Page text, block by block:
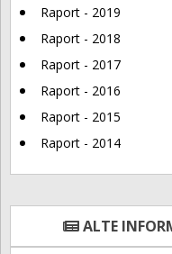
Raport - 2019
Raport - 2018
Raport - 2017
Raport - 2016
Raport - 2015
Raport - 2014
ALTE